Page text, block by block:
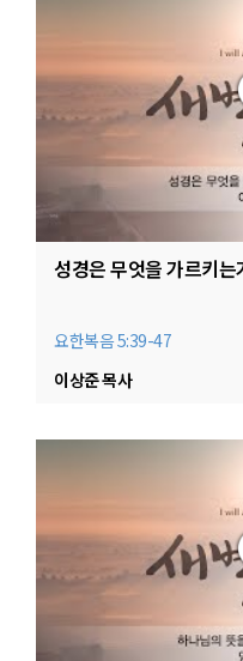
성경은 무엇을 가르키는
요한복음 5:39-47
이상준 목사